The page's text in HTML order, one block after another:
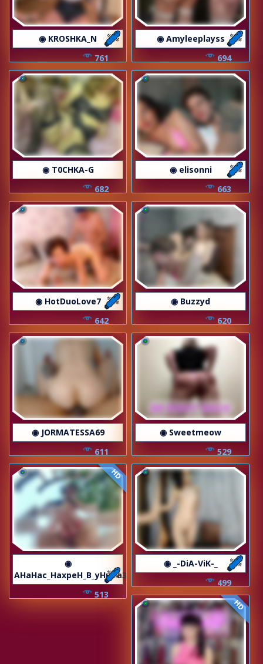
◉ KROSHKA_N
761
◉ Amyleeplayss
694
◉ T0CHKA-G
682
◉ elisonni
663
◉ HotDuoLove7
642
◉ Buzzyd
620
◉ JORMATESSA69
611
◉ Sweetmeow
529
HD
◉
AHaHac_HaxpeH_B_yHuTa3
513
◉ _-DiA-ViK-_
499
HD